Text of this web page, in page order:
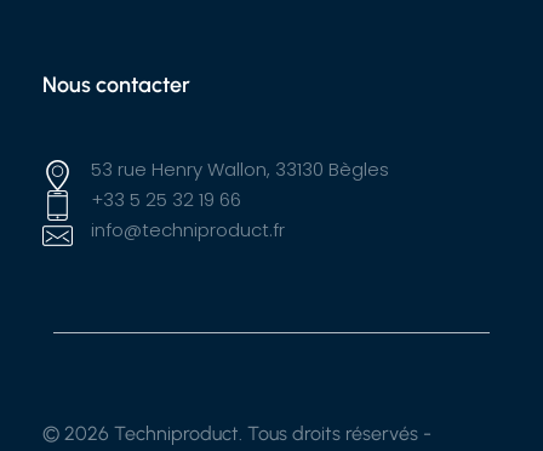
Nous contacter
53 rue Henry Wallon, 33130 Bègles
+33 5 25 32 19 66
info@techniproduct.fr
© 2026 Techniproduct. Tous droits réservés -